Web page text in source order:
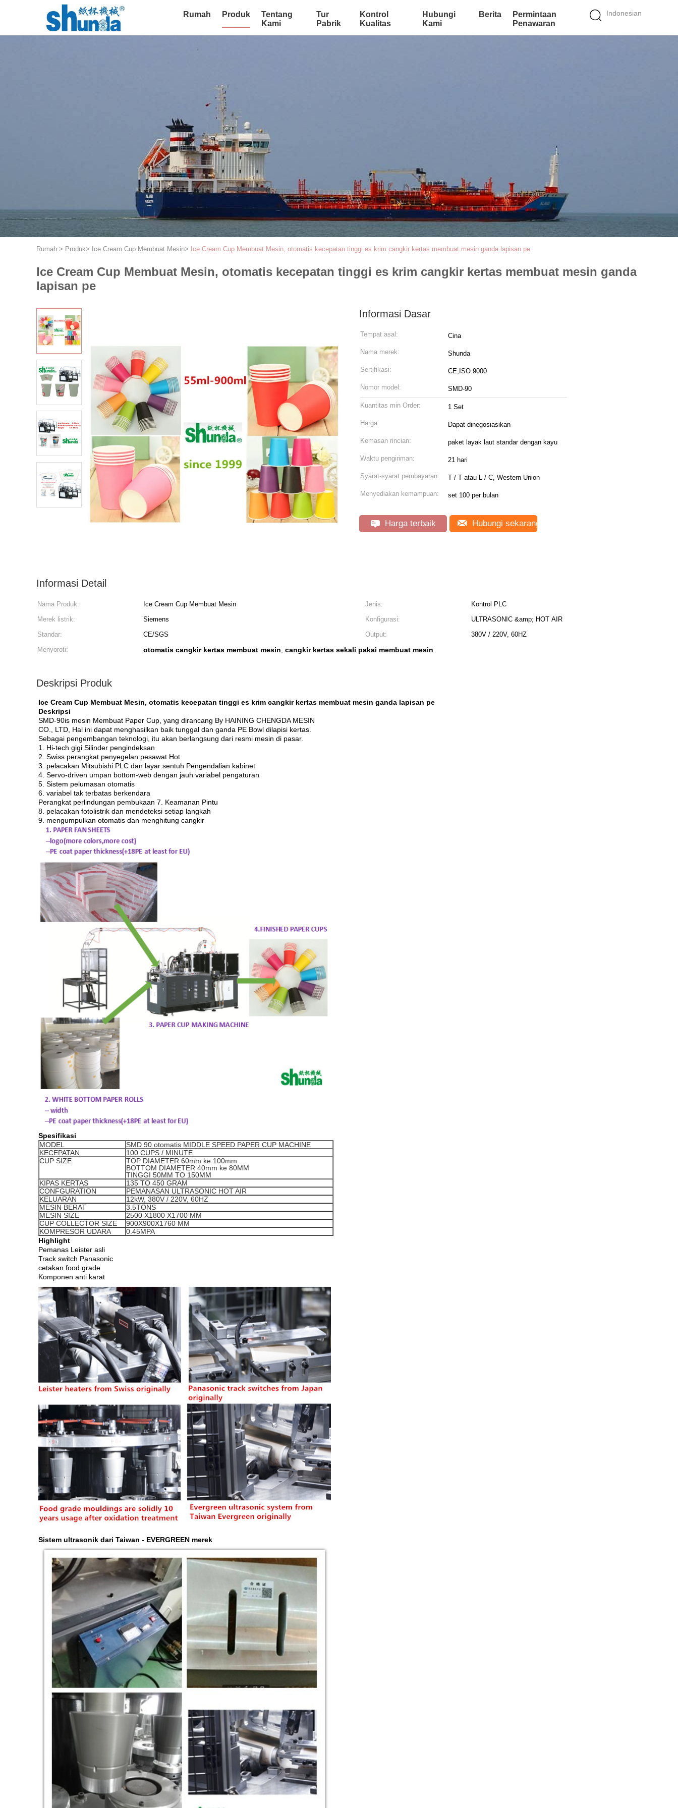
Indonesian
Rumah Produk
Tentang
Kami
Tur
Pabrik
Kontrol
Kualitas
Hubungi
Kami
Berita
Permintaan
Penawaran
Rumah > Produk> Ice Cream Cup Membuat Mesin> Ice Cream Cup Membuat Mesin, otomatis kecepatan tinggi es krim cangkir kertas membuat mesin ganda lapisan pe
Ice Cream Cup Membuat Mesin, otomatis kecepatan tinggi es krim cangkir kertas membuat mesin ganda
lapisan pe
Informasi Dasar
Tempat asal: Cina
Nama merek: Shunda
Sertifikasi: CE,ISO:9000
Nomor model: SMD-90
Kuantitas min Order: 1 Set
Harga: Dapat dinegosiasikan
Kemasan rincian: paket layak laut standar dengan kayu
Waktu pengiriman: 21 hari
Syarat-syarat pembayaran: T / T atau L / C, Western Union
Menyediakan kemampuan: set 100 per bulan
Harga terbaik Hubungi sekarang
Informasi Detail
Nama Produk: Ice Cream Cup Membuat Mesin Jenis:
Kontrol PLC
Merek listrik:
Siemens Konfigurasi:
ULTRASONIC &amp; HOT AIR
Standar:
CE/SGS Output:
380V / 220V, 60HZ
Menyoroti:
otomatis cangkir kertas membuat mesin, cangkir kertas sekali pakai membuat mesin
Deskripsi Produk
Ice Cream Cup Membuat Mesin, otomatis kecepatan tinggi es krim cangkir kertas membuat mesin ganda lapisan pe
Deskripsi
SMD-90is mesin Membuat Paper Cup, yang dirancang By HAINING CHENGDA MESIN
CO., LTD, Hal ini dapat menghasilkan baik tunggal dan ganda PE Bowl dilapisi kertas.
Sebagai pengembangan teknologi, itu akan berlangsung dari resmi mesin di pasar.
1. Hi-tech gigi Silinder pengindeksan
2. Swiss perangkat penyegelan pesawat Hot
3. pelacakan Mitsubishi PLC dan layar sentuh Pengendalian kabinet
4. Servo-driven umpan bottom-web dengan jauh variabel pengaturan
5. Sistem pelumasan otomatis
6. variabel tak terbatas berkendara
Perangkat perlindungan pembukaan 7. Keamanan Pintu
8. pelacakan fotolistrik dan mendeteksi setiap langkah
9. mengumpulkan otomatis dan menghitung cangkir
Spesifikasi
MODEL
SMD 90 otomatis MIDDLE SPEED PAPER CUP MACHINE
KECEPATAN
100 CUPS / MINUTE
CUP SIZE
TOP DIAMETER 60mm ke 100mm
BOTTOM DIAMETER 40mm ke 80MM
TINGGI 50MM TO 150MM
KIPAS KERTAS
135 TO 450 GRAM
CONFGURATION
PEMANASAN ULTRASONIC HOT AIR
KELUARAN
12kW, 380V / 220V, 60HZ
MESIN BERAT
3.5TONS
MESIN SIZE
2500 X1800 X1700 MM
CUP COLLECTOR SIZE
900X900X1760 MM
KOMPRESOR UDARA
0.45MPA
Highlight
Pemanas Leister asli
Track switch Panasonic
cetakan food grade
Komponen anti karat
Sistem ultrasonik dari Taiwan - EVERGREEN merek